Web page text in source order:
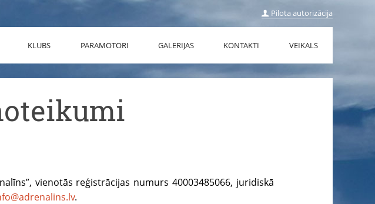
Pilota autorizācija
KLUBS PARAMOTORI GALERIJAS KONTAKTI VEIKALS
vienotās reģistrācijas numurs 40003485066, juridiskā
.